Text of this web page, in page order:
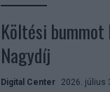
Költési
Nagydíj
Digital Center 2026. július